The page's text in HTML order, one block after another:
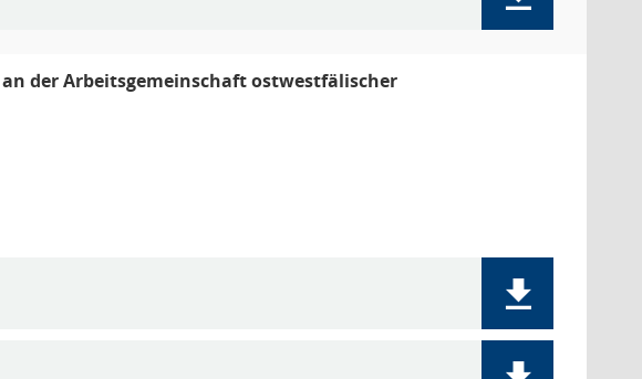
der Arbeitsgemeinschaft ostwestfälischer